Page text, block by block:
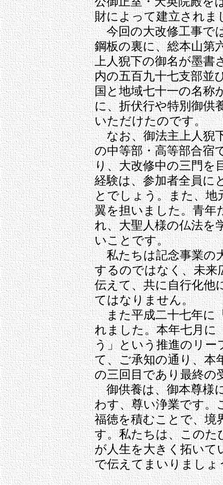
財によって建立されま
今回の大改修工事で
鋼板の裏に、総本山第
上人猊下の御名が墨書
内の五百九十七支部並
国と地域七十一の名称
に、折伏行や特別御供
いただけたのです。
なお、御法主上人猊
の中等部・高等部合宿
り、大改修中の三門を
経験は、参加者全員に
とでしょう。また、地
翼を担いました。青年
れ、大聖人様の仏法を
いことです。
私たちは記念事業の
するのではなく、未来
伝えて、共に自行化他
てはなりません。
また平成二十七年に
れました。本年七月に
う」という推進のリー
て、ご承知の通り、本
の三回目であり最終の
御供養は、御本尊様
わす、尊い浄業です。
福徳を積むことで、境
す。私たちは、このた
が人生を大きく拓い
で伝えてまいりましょ